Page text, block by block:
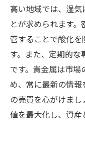
高い地域では、湿
とが求められます
管することで酸化
す。また、定期的
です。貴金属は市
め、常に最新の情
の売買を心がけま
値を最大化し、資産